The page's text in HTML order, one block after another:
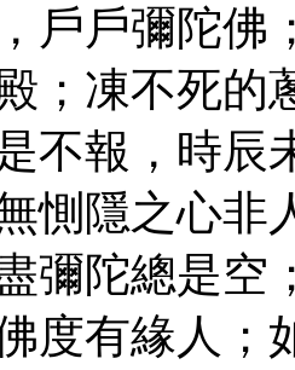
戶戶彌陀佛
；凍不死的
不報，時辰
惻隱之心非
彌陀總是空
度有緣人；